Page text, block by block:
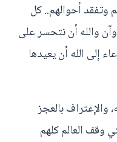
وتفقد أحوالهم.. كل
والله أن نتحسر على
إلى الله أن يعيدها
والإعتراف بالعجز
وقف العالم كلهم